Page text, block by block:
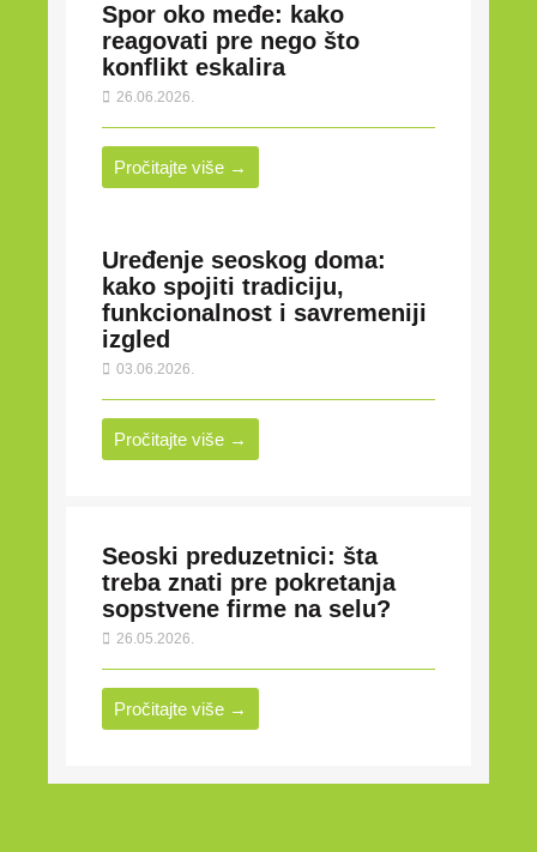
Spor oko međe: kako
reagovati pre nego što
konflikt eskalira
26.06.2026.
Pročitajte više →
Uređenje seoskog doma:
kako spojiti tradiciju,
funkcionalnost i savremeniji
izgled
03.06.2026.
Pročitajte više →
Seoski preduzetnici: šta
treba znati pre pokretanja
sopstvene firme na selu?
26.05.2026.
Pročitajte više →